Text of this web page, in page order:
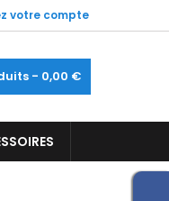
votre compte
- 0,00 €